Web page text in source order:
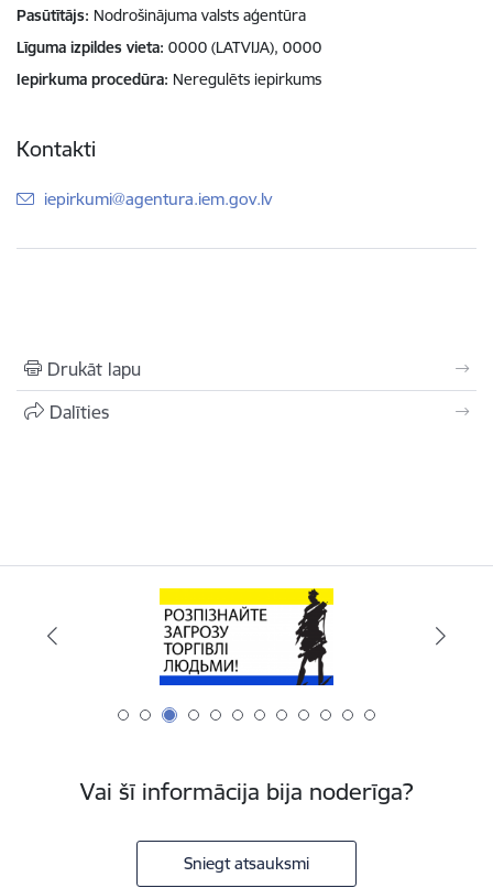
Pasūtītājs Nodrošinājuma valsts aģentūra
Līguma izpildes vieta 0000 (LATVIJA), 0000
Iepirkuma procedūra Neregulēts iepirkums
Kontakti
E-pasts:
iepirkumi@agentura.iem.gov.lv
Drukāt lapu
Dalīties
Vai šī informācija bija noderīga?
Sniegt atsauksmi